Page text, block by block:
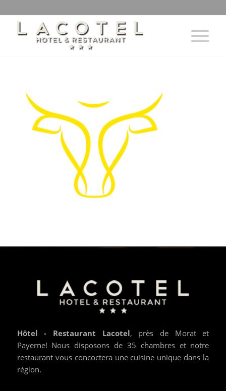
Hôtel - Restaurant Lacotel, près de Morat et
Payerne! Nous disposons de 35 chambres et notre
restaurant vous concoctera une cuisine unique dans la
région.